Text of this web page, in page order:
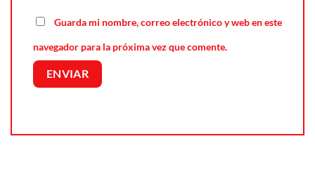
Guarda mi nombre, correo electrónico y web en este
navegador para la próxima vez que comente.